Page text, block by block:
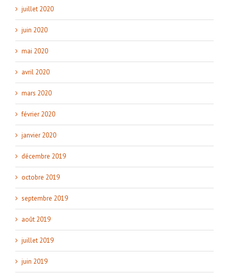
juillet 2020
juin 2020
mai 2020
avril 2020
mars 2020
février 2020
janvier 2020
décembre 2019
octobre 2019
septembre 2019
août 2019
juillet 2019
juin 2019